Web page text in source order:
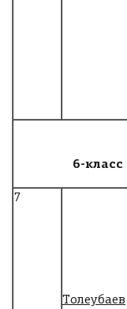
6-
7
Толеубаев